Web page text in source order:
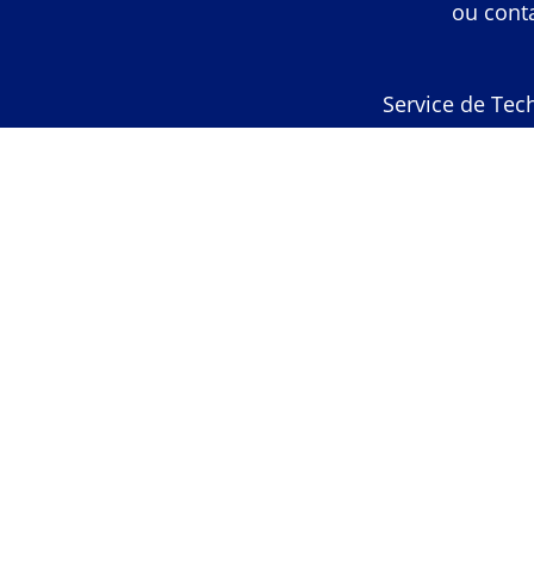
ou
Service de